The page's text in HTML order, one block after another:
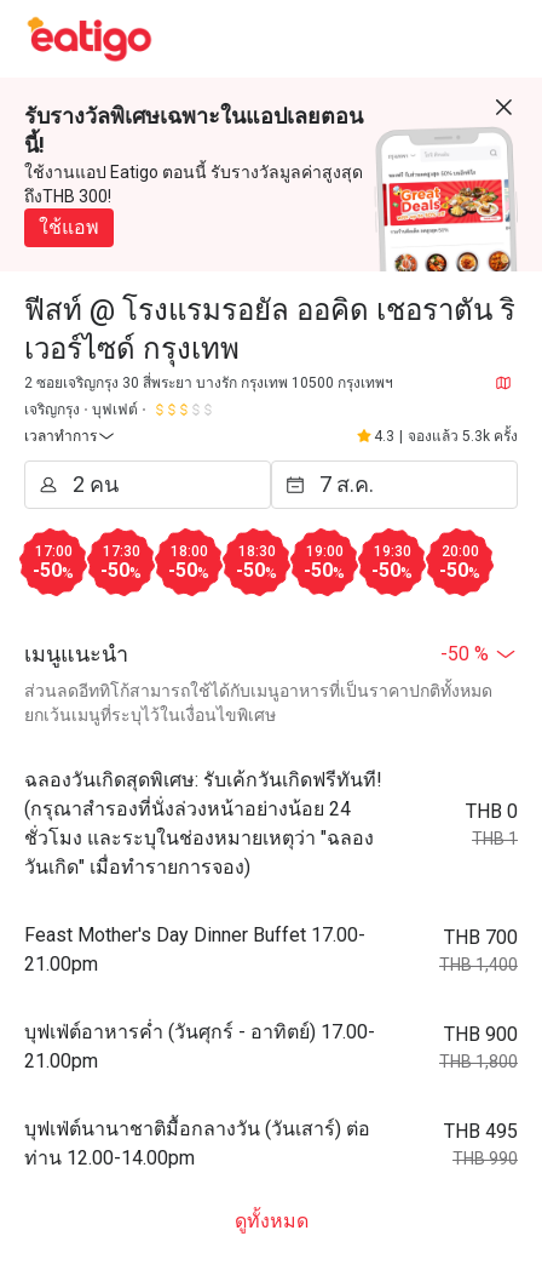
รับรางวัลพิเศษเฉพาะในแอปเลยตอน
นี้!
ใช้งานแอป Eatigo ตอนนี้ รับรางวัลมูลค่าสูงสุด
ถึงTHB 300!
ใช้แอพ
ฟีสท์ @ โรงแรมรอยัล ออคิด เชอราตัน ริ
เวอร์ไซด์ กรุงเทพ
2 ซอยเจริญกรุง 30 สี่พระยา บางรัก กรุงเทพ 10500 กรุงเทพฯ
เจริญกรุง
บุฟเฟต์
เวลาทำการ
4.3 จองแล้ว 5.3k ครั้ง
17:00
-50%
17:30
-50%
18:00
-50%
18:30
-50%
19:00
-50%
19:30
-50%
20:00
-50%
เมนูแนะนำ -50 %
ส่วนลดอีททิโก้สามารถใช้ได้กับเมนูอาหารที่เป็นราคาปกติทั้งหมด
ยกเว้นเมนูที่ระบุไว้ในเงื่อนไขพิเศษ
ฉลองวันเกิดสุดพิเศษ: รับเค้กวันเกิดฟรีทันที!
(กรุณาสำรองที่นั่งล่วงหน้าอย่างน้อย 24
ชั่วโมง และระบุในช่องหมายเหตุว่า "ฉลอง
วันเกิด" เมื่อทำรายการจอง)
THB 0
THB 1
Feast Mother's Day Dinner Buffet 17.00-
21.00pm
THB 700
THB 1,400
บุฟเฟ่ต์อาหารค่ำ (วันศุกร์ - อาทิตย์) 17.00-
21.00pm
THB 900
THB 1,800
บุฟเฟ่ต์นานาชาติมื้อกลางวัน (วันเสาร์) ต่อ
ท่าน 12.00-14.00pm
THB 495
THB 990
ดูทั้งหมด